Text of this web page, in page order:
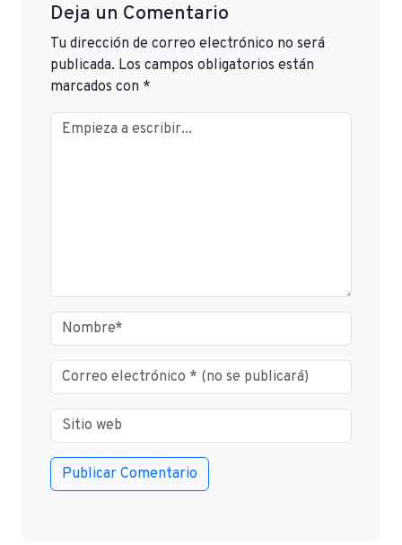
Deja un Comentario
Tu dirección de correo electrónico no será
publicada. Los campos obligatorios están
marcados con *